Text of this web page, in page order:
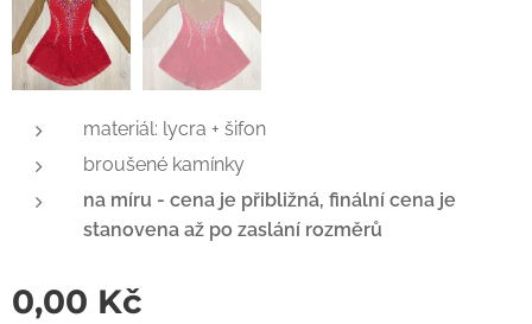
materiál: lycra + šifon
broušené kamínky
na míru - cena je přibližná, finální cena je
stanovena až po zaslání rozměrů
0,00 Kč